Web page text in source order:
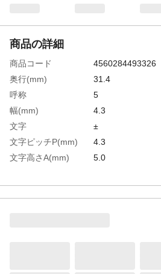
商品の詳細
商品コード
4560284493326
奥行(mm)
31.4
呼称
5
幅(mm)
4.3
文字
±
文字ピッチP(mm)
4.3
文字高さA(mm)
5.0
生産国
日本